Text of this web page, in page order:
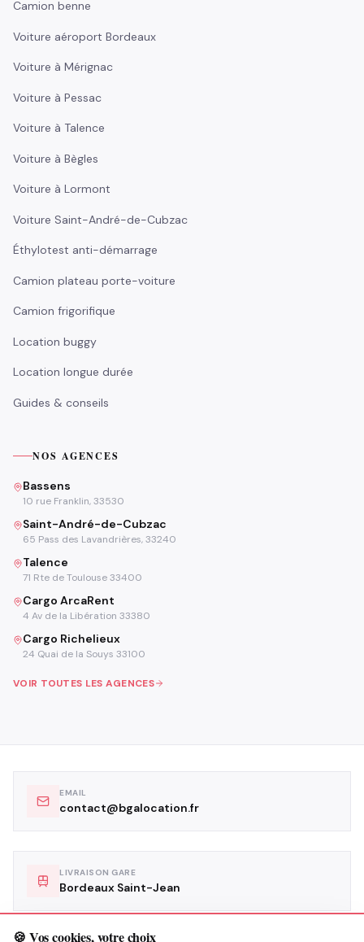
Camion benne
Voiture aéroport Bordeaux
Voiture à Mérignac
Voiture à Pessac
Voiture à Talence
Voiture à Bègles
Voiture à Lormont
Voiture Saint-André-de-Cubzac
Éthylotest anti-démarrage
Camion plateau porte-voiture
Camion frigorifique
Location buggy
Location longue durée
Guides & conseils
NOS AGENCES
Bassens
10 rue Franklin, 33530
Saint-André-de-Cubzac
65 Pass des Lavandrières, 33240
Talence
71 Rte de Toulouse 33400
Cargo ArcaRent
4 Av de la Libération 33380
Cargo Richelieux
24 Quai de la Souys 33100
VOIR TOUTES LES AGENCES
EMAIL
contact@bgalocation.fr
LIVRAISON GARE
Bordeaux Saint-Jean
🍪 Vos cookies, votre choix